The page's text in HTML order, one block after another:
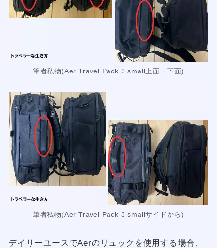
筆者私物(Aer Travel Pack 3 small上面・下面)
筆者私物(Aer Travel Pack 3 smallサイドから)
デイリーユースでAerのリュックを使用する場合、